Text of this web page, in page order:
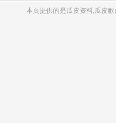
本页提供的是瓜皮资料,瓜皮